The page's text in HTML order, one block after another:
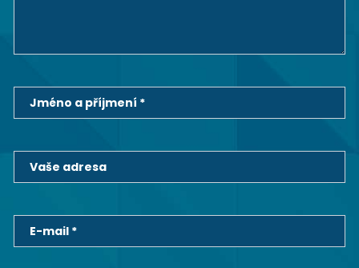
Jméno a příjmení *
Vaše adresa
E-mail *